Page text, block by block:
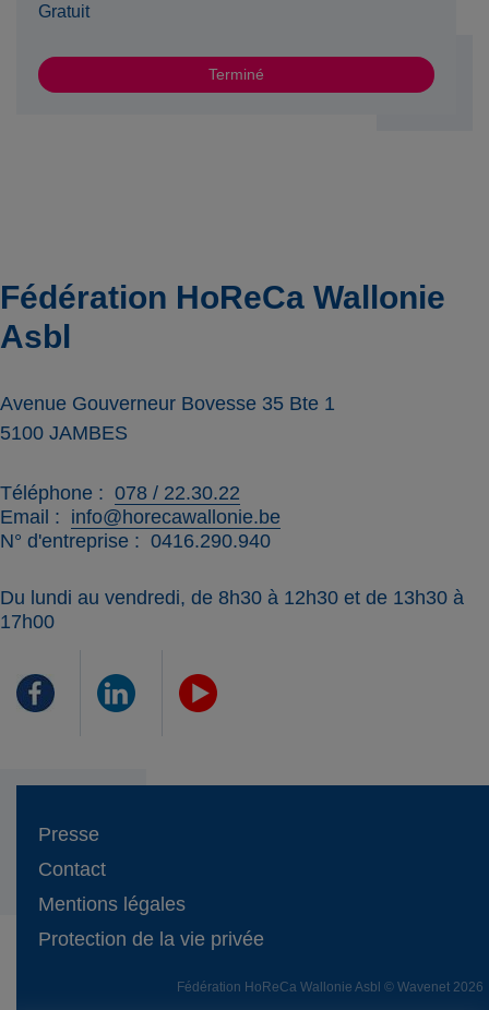
Gratuit
Terminé
Fédération HoReCa Wallonie
Asbl
Avenue Gouverneur Bovesse 35 Bte 1
5100 JAMBES
Téléphone
078 / 22.30.22
Email
info@horecawallonie.be
N° d'entreprise
0416.290.940
Du lundi au vendredi, de 8h30 à 12h30 et de 13h30 à
17h00
Presse
Contact
Mentions légales
Protection de la vie privée
Fédération HoReCa Wallonie Asbl © Wavenet 2026